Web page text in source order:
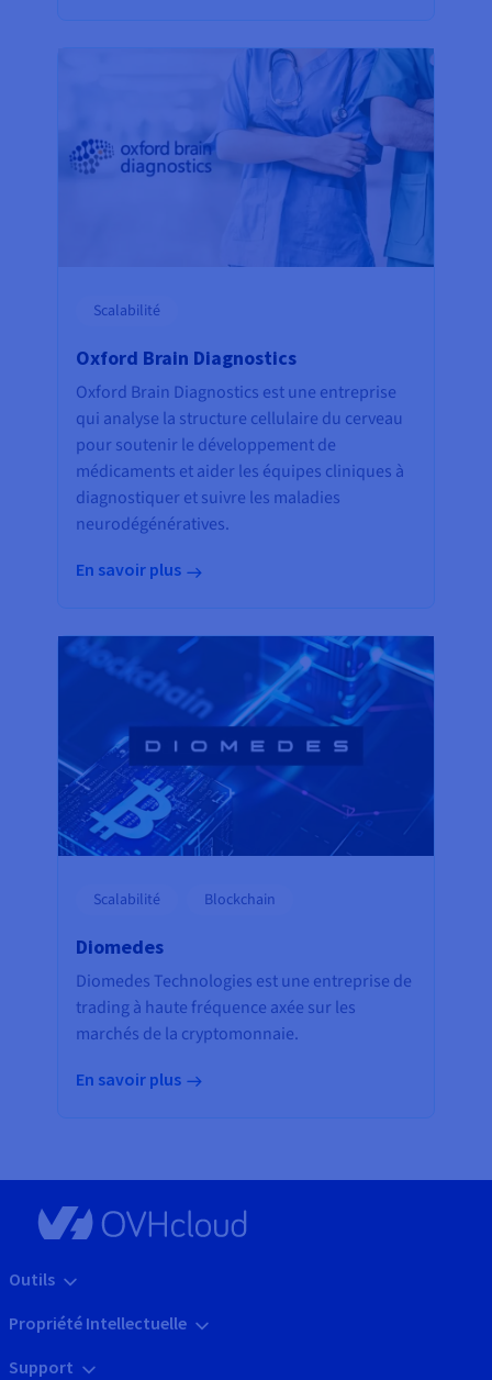
Scalabilité
Oxford Brain Diagnostics
Oxford Brain Diagnostics est une entreprise
qui analyse la structure cellulaire du cerveau
pour soutenir le développement de
médicaments et aider les équipes cliniques à
diagnostiquer et suivre les maladies
neurodégénératives.
En savoir plus
Scalabilité Blockchain
Diomedes
Diomedes Technologies est une entreprise de
trading à haute fréquence axée sur les
marchés de la cryptomonnaie.
En savoir plus
Outils
Propriété Intellectuelle
Support